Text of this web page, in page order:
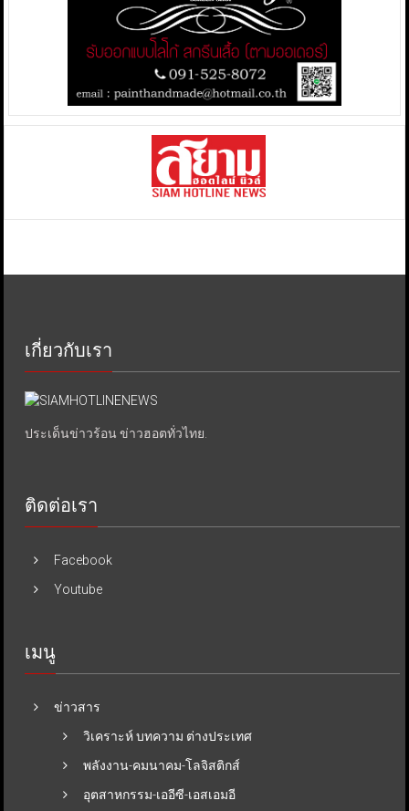
เกี่ยวกับเรา
ประเด็นข่าวร้อน ข่าวฮอตทั่วไทย.
ติดต่อเรา
Facebook
Youtube
เมนู
ข่าวสาร
วิเคราะห์ บทความ ต่างประเทศ
พลังงาน-คมนาคม-โลจิสติกส์
อุตสาหกรรม-เออีซี-เอสเอมอี